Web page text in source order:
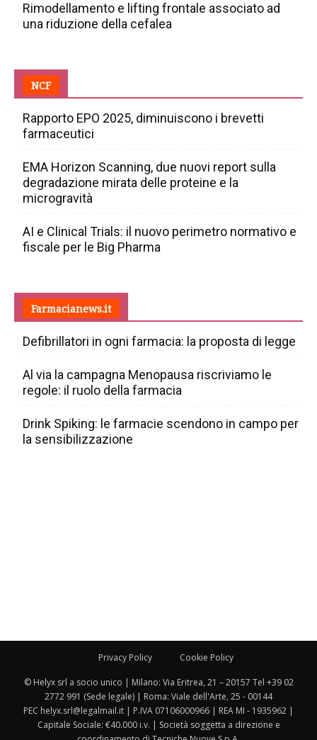
Rimodellamento e lifting frontale associato ad
una riduzione della cefalea
NCF
Rapporto EPO 2025, diminuiscono i brevetti
farmaceutici
EMA Horizon Scanning, due nuovi report sulla
degradazione mirata delle proteine e la
microgravità
AI e Clinical Trials: il nuovo perimetro normativo e
fiscale per le Big Pharma
Farmacianews.it
Defibrillatori in ogni farmacia: la proposta di legge
Al via la campagna Menopausa riscriviamo le
regole: il ruolo della farmacia
Drink Spiking: le farmacie scendono in campo per
la sensibilizzazione
Privacy Policy Cookie Policy
© Helyx srl a socio unico | Milano: Via Eritrea, 21 – 20157 Tel +39 02
2772 991 (Sede legale) | Roma: Viale dell'Arte, 25 - 00144
PEC helyx.srl@legalmail.it | P.IVA 07106000966 | REA MI - 1935962 |
Capitale Sociale: €40.000 i.v. | Società soggetta a direzione e